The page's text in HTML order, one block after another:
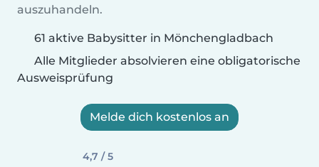
auszuhandeln.
61 aktive Babysitter in Mönchengladbach
Alle Mitglieder absolvieren eine obligatorische
Ausweisprüfung
Melde dich kostenlos an
4,7 / 5